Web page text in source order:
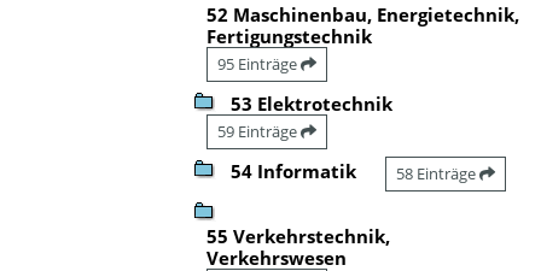
52 Maschinenbau, Energietechnik,
Fertigungstechnik
95 Einträge
53 Elektrotechnik
59 Einträge
54 Informatik 58 Einträge
55 Verkehrstechnik,
Verkehrswesen